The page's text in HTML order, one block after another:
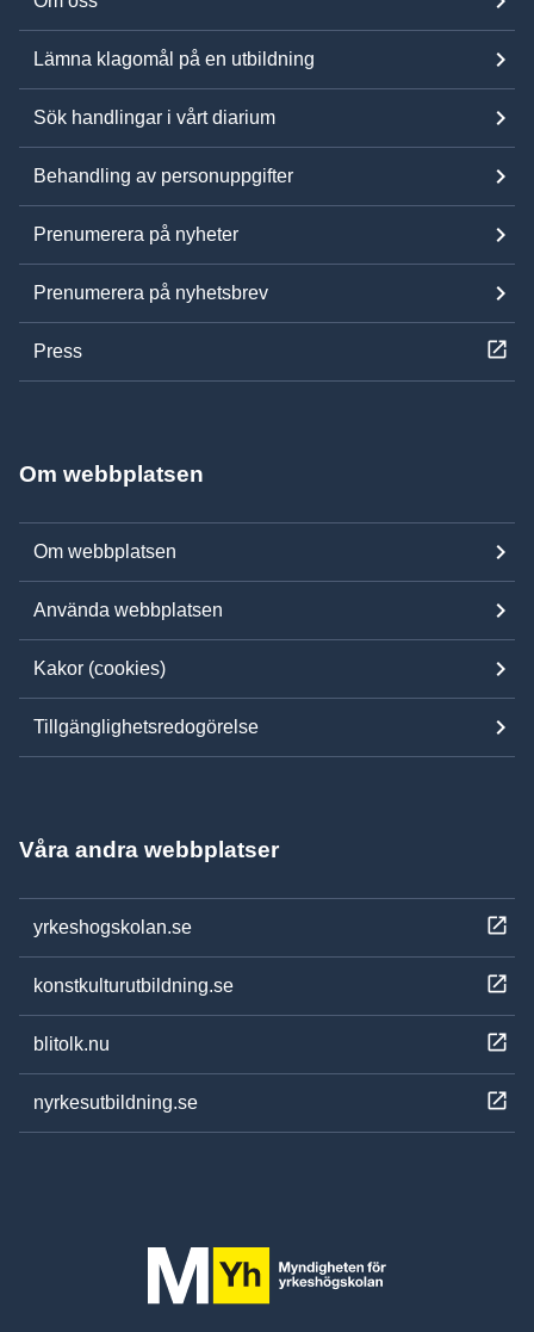
Lämna klagomål på en utbildning
Sök handlingar i vårt diarium
Behandling av personuppgifter
Prenumerera på nyheter
Prenumerera på nyhetsbrev
Press
Om webbplatsen
Om webbplatsen
Använda webbplatsen
Kakor (cookies)
Tillgänglighetsredogörelse
Våra andra webbplatser
yrkeshogskolan.se
konstkulturutbildning.se
blitolk.nu
nyrkesutbildning.se